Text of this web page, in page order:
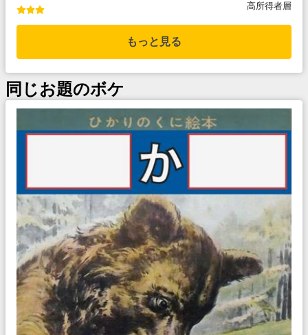
高所得者層
もっと見る
同じお題のボケ